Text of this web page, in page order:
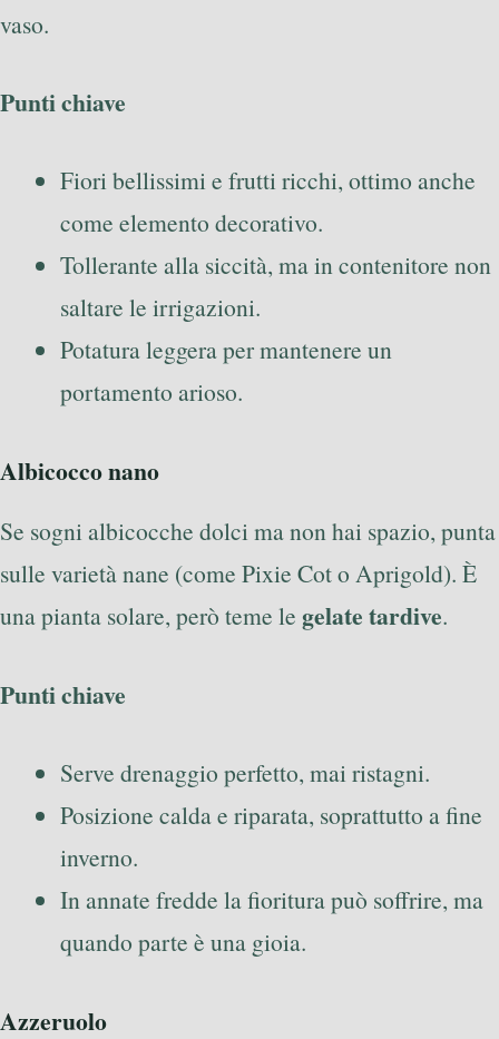
vaso.
Punti chiave
Fiori bellissimi e frutti ricchi, ottimo anche
come elemento decorativo.
Tollerante alla siccità, ma in contenitore non
saltare le irrigazioni.
Potatura leggera per mantenere un
portamento arioso.
Albicocco nano
Se sogni albicocche dolci ma non hai spazio, punta
sulle varietà nane (come Pixie Cot o Aprigold). È
una pianta solare, però teme le gelate tardive.
Punti chiave
Serve drenaggio perfetto, mai ristagni.
Posizione calda e riparata, soprattutto a fine
inverno.
In annate fredde la fioritura può soffrire, ma
quando parte è una gioia.
Azzeruolo